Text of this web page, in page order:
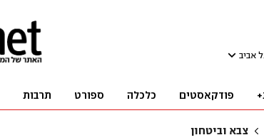
אביב
פודקאסטים כלכלה ספורט תרבות
צבא וביטחון